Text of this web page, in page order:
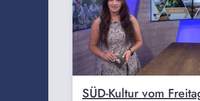
SÜD-Kultur vom